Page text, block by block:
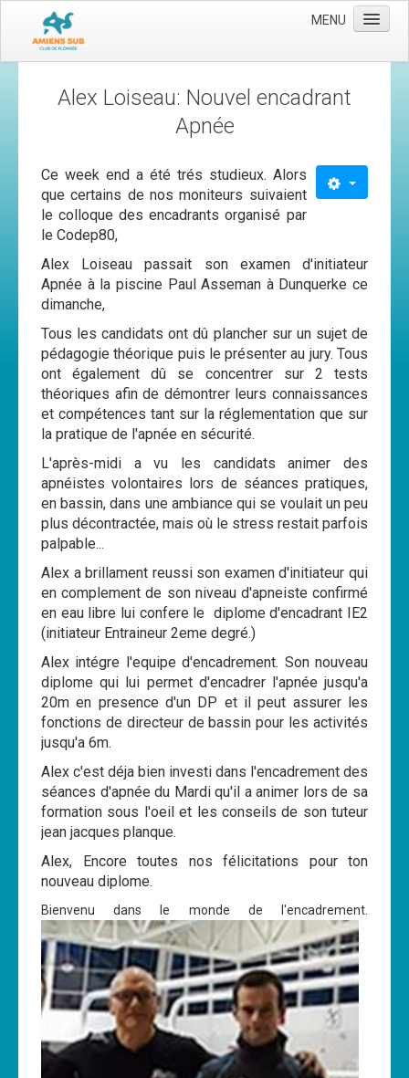
MENU
L'équipe
Le comité directeur
Nos activités
Apnée
Baptèmes
Plongée adultes
Plongée enfants
Adhérer
Les News
Dernières nouvelles
Archives
Calendrier
Voyages et séjours
Planning piscine
Les formations
Niveau 1
Niveau 2
Niveau 3
Niveau 4
Nitrox
Annonces
Alex Loiseau: Nouvel encadrant
Apnée
Ce week end a été trés studieux. Alors
que certains de nos moniteurs suivaient
le colloque des encadrants organisé par
le Codep80,
Alex Loiseau passait son examen d'initiateur
Apnée à la piscine Paul Asseman à Dunquerke ce
dimanche,
Tous les candidats ont dû plancher sur un sujet de
pédagogie théorique puis le présenter au jury. Tous
ont également dû se concentrer sur 2 tests
théoriques afin de démontrer leurs connaissances
et compétences tant sur la réglementation que sur
la pratique de l'apnée en sécurité.
L'après-midi a vu les candidats animer des
apnéistes volontaires lors de séances pratiques,
en bassin, dans une ambiance qui se voulait un peu
plus décontractée, mais où le stress restait parfois
palpable...
Alex a brillament reussi son examen d'initiateur qui
en complement de son niveau d'apneiste confirmé
en eau libre lui confere le diplome d'encadrant IE2
(initiateur Entraineur 2eme degré.)
Alex intégre l'equipe d'encadrement. Son nouveau
diplome qui lui permet d'encadrer l'apnée jusqu'a
20m en presence d'un DP et il peut assurer les
fonctions de directeur de bassin pour les activités
jusqu'a 6m.
Alex c'est déja bien investi dans l'encadrement des
séances d'apnée du Mardi qu'il a animer lors de sa
formation sous l'oeil et les conseils de son tuteur
jean jacques planque.
Alex, Encore toutes nos félicitations pour ton
nouveau diplome.
Bienvenu dans le monde de l'encadrement.